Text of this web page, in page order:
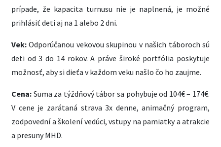
prípade, že kapacita turnusu nie je naplnená, je možné
prihlásiť deti aj na 1 alebo 2 dni.
Vek: Odporúčanou vekovou skupinou v našich táboroch sú
deti od 3 do 14 rokov. A práve široké portfólia poskytuje
možnosť, aby si dieťa v každom veku našlo čo ho zaujme.
Cena: Suma za týždňový tábor sa pohybuje od 104€ – 174€.
V cene je zarátaná strava 3x denne, animačný program,
zodpovední a školení vedúci, vstupy na pamiatky a atrakcie
a presuny MHD.